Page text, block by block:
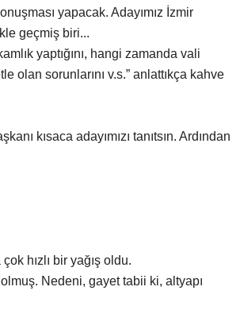
yapacak. Adayımız İzmir
geçmiş biri...
yaptığını, hangi zamanda vali
olan sorunlarını v.s.” anlattıkça kahve
kısaca adayımızı tanıtsın. Ardından
hızlı bir yağış oldu.
Nedeni, gayet tabii ki, altyapı